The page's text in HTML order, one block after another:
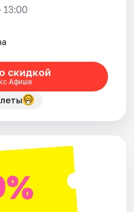
13:00
скидкой
Афише